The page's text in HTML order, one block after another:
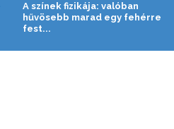
A színek fizikája: valóban
hűvösebb marad egy fehérre
fest...